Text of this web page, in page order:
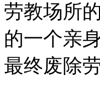
劳教场所
的一个亲
最终废除